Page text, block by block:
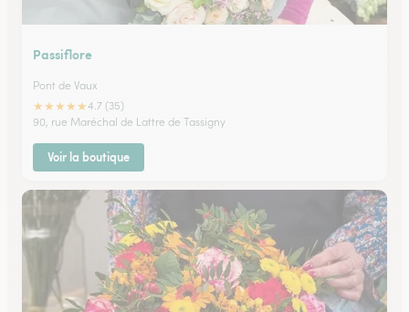
Passiflore
Pont de Vaux
★★★★★4.7 (35)
90, rue Maréchal de Lattre de Tassigny
Voir la boutique